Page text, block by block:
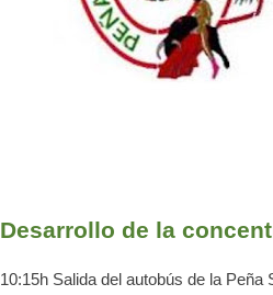
Desarrollo de la
10:15h Salida del autobús de la